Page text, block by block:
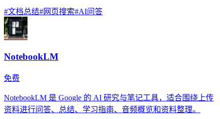
#文档总结#网页搜索#AI问答
NotebookLM
免费
NotebookLM 是 Google 的 AI 研究与笔记工具，适合围绕上传
资料进行问答、总结、学习指南、音频概览和资料整理。